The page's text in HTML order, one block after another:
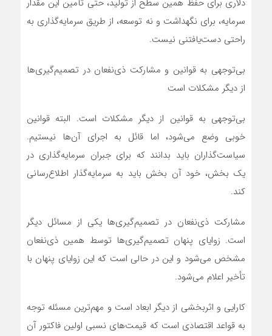
دلاری برای حفظ همین سطح از تولید، حتی تأمین این مقدار
سرمایه، برای نگهداشت و نه توسعه، از طریق سرمایه‌گذاری به
راحتی دست‌یافتنی نیست.
بی‌توجهی به قوانین و مشارکت ذی‌نفعان در تصمیم‌گیری‌ها
از دیگر مشکلات است
بی‌توجهی به قوانین از دیگر مشکلات است. البته قوانین
خوبی وضع می‌شود، اما قائل به اجرای آن‌ها نیستیم.
سیاست‌گذاران باید بدانند که برای جبران سرمایه‌گذاری در
یک بخش، خود آن بخش باید به سرمایه‌گذار اطلاع‌رسانی
کند.
مشارکت ذی‌نفعان در تصمیم‌گیری‌ها یکی از مسائل دیگر
است. زوایای پنهان تصمیم‌گیری‌ها توسط همین ذی‌نفعان
مشخص می‌شود و این در حالی است که این زوایای پنهان با
تأخیر اعلام می‌شود.
کارایی و اثربخشی از دیگر ابعاد است و مهم‌ترین مسئله توجه
به قواعد اقتصادی است که قیمت‌های نسبی اولین فاکتور آن